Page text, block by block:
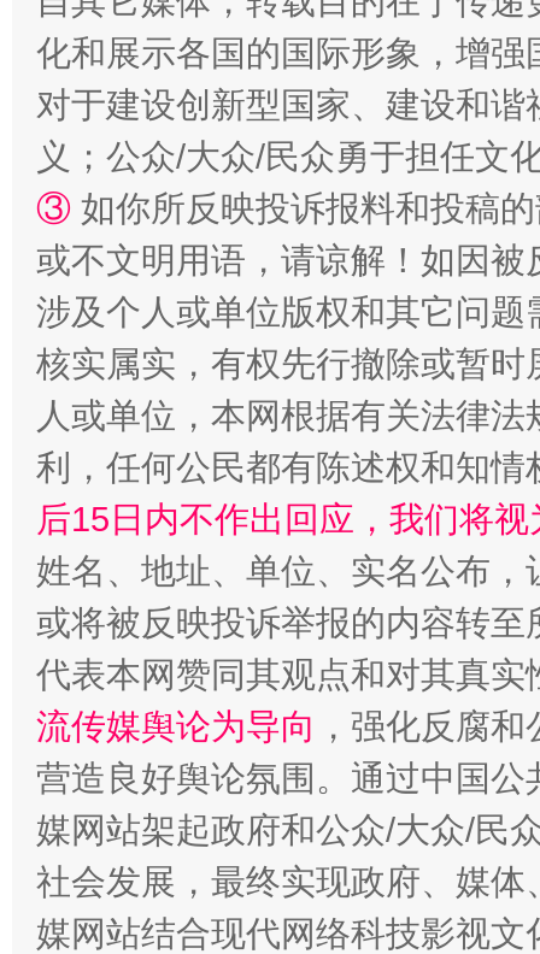
完善运行机制助力责任有效落实 一纸欠
东山县通报“牛蛙产品抗生素超标问题” 法
化和展示各国的国际形象，增
对于建设创新型国家、建设和
义；公众/大众/民众勇于担任文
③ 如你所反映投诉报料和投稿
或不文明用语，请谅解！如因
涉及个人或单位版权和其它问题
核实属实，有权先行撤除或暂
人或单位，本网根据有关法律
利，任何公民都有陈述权和知情
后15日内不作出回应，我们将
姓名、地址、单位、实名公布
或将被反映投诉举报的内容转
代表本网赞同其观点和对其真实
流传媒舆论为导向 ，强化反腐
营造良好舆论氛围。通过中国
媒网站架起政府和公众/大众/民
社会发展，最终实现政府、媒
媒网站结合现代网络科技影视